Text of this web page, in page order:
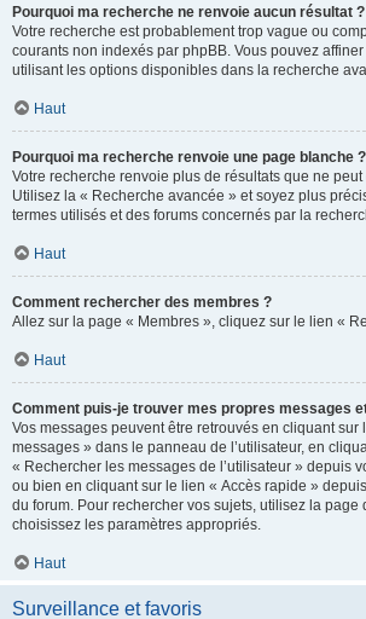
Pourquoi ma recherche ne renvoie aucun résultat ?
Votre recherche est probablement trop vague ou
courants non indexés par phpBB. Vous pouvez
utilisant les options disponibles dans la recherche
Haut
Pourquoi ma recherche renvoie une page blanche
Votre recherche renvoie plus de résultats que ne
Utilisez la « Recherche avancée » et soyez plus
termes utilisés et des forums concernés par la
Haut
Comment rechercher des membres ?
Allez sur la page « Membres », cliquez sur le lien «
Haut
Comment puis-je trouver mes propres messages
Vos messages peuvent être retrouvés en cliquant sur
messages » dans le panneau de l’utilisateur, en
« Rechercher les messages de l’utilisateur » depuis
ou bien en cliquant sur le lien « Accès rapide »
du forum. Pour rechercher vos sujets, utilisez la page
choisissez les paramètres appropriés.
Haut
Surveillance et favoris